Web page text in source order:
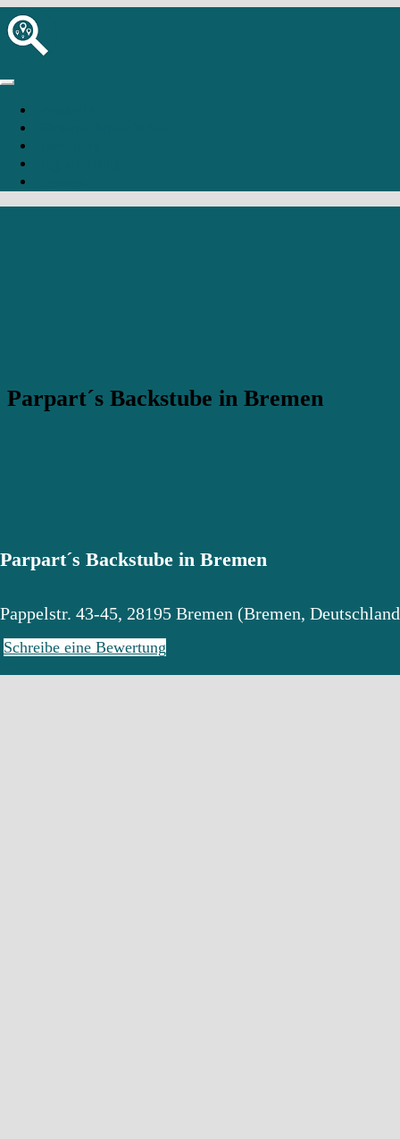
Parpart´s Backstube in Bremen
Parpart´s Backstube in Bremen
Pappelstr. 43-45, 28195 Bremen (Bremen, Deutschland
Schreibe eine Bewertung